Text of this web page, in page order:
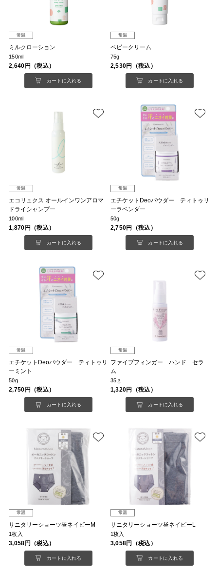
常温
ミルクローション
150ml
2,640円（税込）
カートに入れる
常温
ベビークリーム
75g
2,530円（税込）
カートに入れる
常温
エコリュクス オールインワンアロマ
ドライシャンプー
100ml
1,870円（税込）
カートに入れる
常温
エチケットDeoパウダー ティトゥリ
ーラベンダー
50g
2,750円（税込）
カートに入れる
常温
エチケットDeoパウダー ティトゥリ
ーミント
50g
2,750円（税込）
カートに入れる
常温
ファイブフィンガー ハンド セラ
ム
35ｇ
1,320円（税込）
カートに入れる
常温
サニタリーショーツ昼ネイビーM
1枚入
3,058円（税込）
カートに入れる
常温
サニタリーショーツ昼ネイビーL
1枚入
3,058円（税込）
カートに入れる